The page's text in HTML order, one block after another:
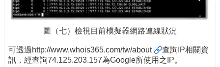
圖（七）檢視目前模擬器網路連線狀況
可透過 http://www.whois365.com/tw/about
查詢IP相關資
訊，經查詢74.125.203.157為Google所使用之IP。